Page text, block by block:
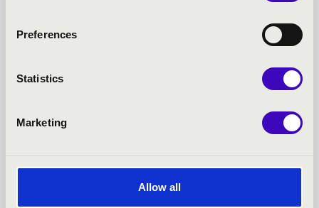
Preferences
Statistics
Marketing
Allow all
Székesfehérvár - Szent István-székesegyház